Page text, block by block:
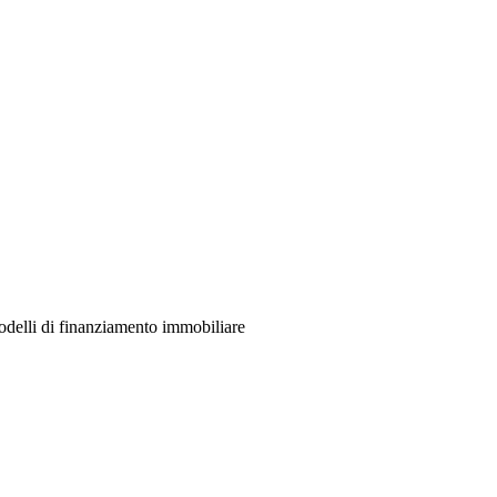
di finanziamento immobiliare